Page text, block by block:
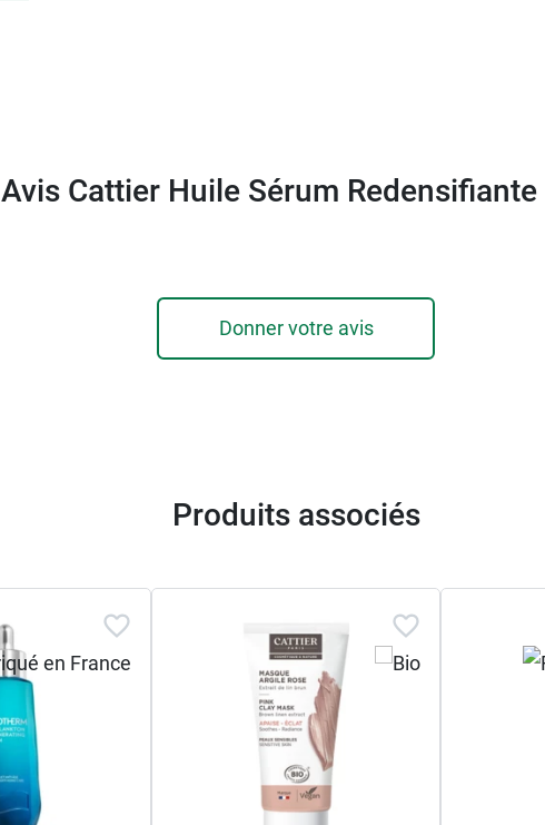
Avis Cattier Huile Sérum Redensifiante
Donner votre avis
Produits associés